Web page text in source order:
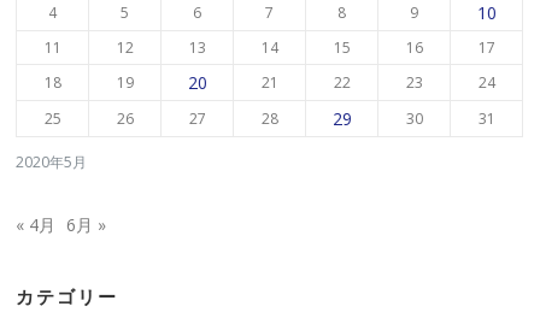
2020年5月
4 5 6 7 8 9 10
11 12 13 14 15 16
17
18
19 20 21 22 23
24
25
26 27 28 29 30 31
« 4月 6月 »
カテゴリー